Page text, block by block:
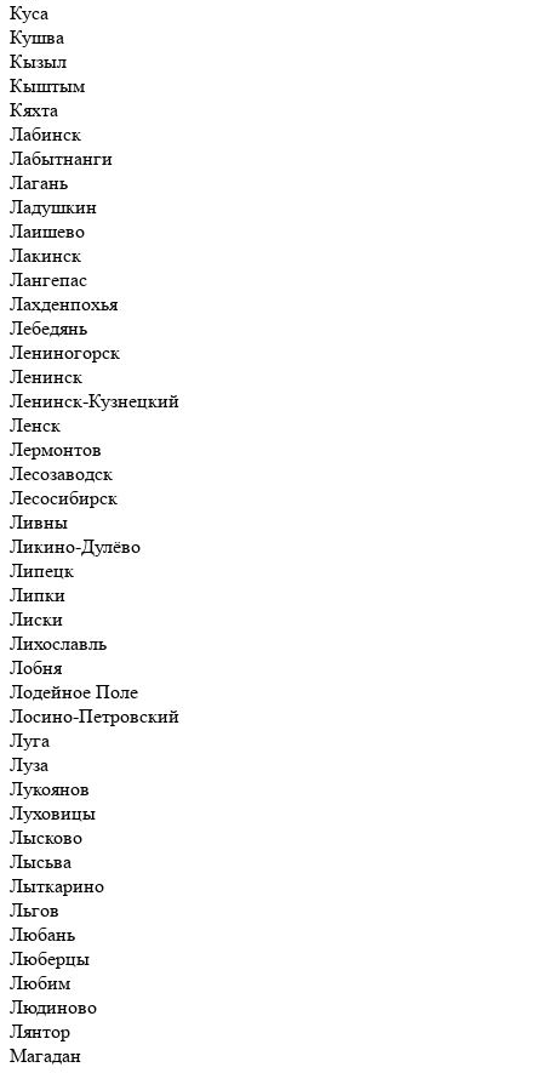
Куса
Кушва
Кызыл
Кыштым
Кяхта
Лабинск
Лабытнанги
Лагань
Ладушкин
Лаишево
Лакинск
Лангепас
Лахденпохья
Лебедянь
Лениногорск
Ленинск
Ленинск-Кузнецкий
Ленск
Лермонтов
Лесозаводск
Лесосибирск
Ливны
Ликино-Дулёво
Липецк
Липки
Лиски
Лихославль
Лобня
Лодейное Поле
Лосино-Петровский
Луга
Луза
Лукоянов
Луховицы
Лысково
Лысьва
Лыткарино
Льгов
Любань
Люберцы
Любим
Людиново
Лянтор
Магадан